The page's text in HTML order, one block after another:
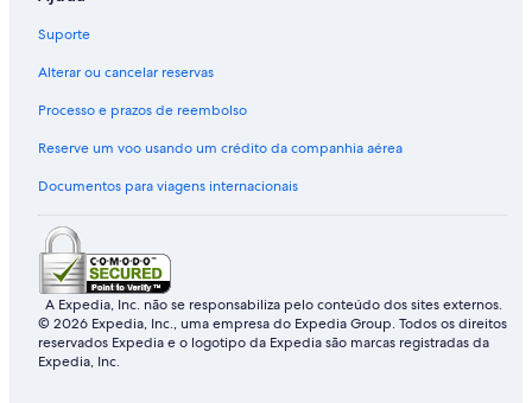
Suporte
Alterar ou cancelar reservas
Processo e prazos de reembolso
Reserve um voo usando um crédito da companhia aérea
Documentos para viagens internacionais
A Expedia, Inc. não se responsabiliza pelo conteúdo dos sites externos.
© 2026 Expedia, Inc., uma empresa do Expedia Group. Todos os direitos
reservados Expedia e o logotipo da Expedia são marcas registradas da
Expedia, Inc.